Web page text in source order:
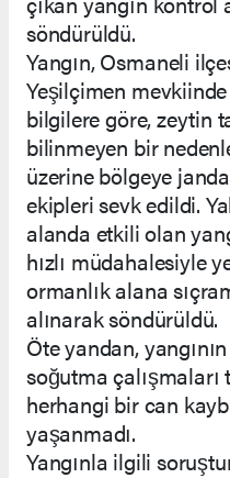
söndürüldü.
Yangın, Osmaneli
Yeşilçimen
bilgilere göre, zeytin
bilinmeyen bir
üzerine bölgeye
ekipleri sevk edildi.
alanda etkili olan
hızlı müdahalesiyle
ormanlık alana
alınarak söndürüldü.
Öte yandan,
soğutma
herhangi bir can
yaşanmadı.
Yangınla ilgili